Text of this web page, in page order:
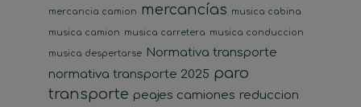
mercancia camion mercancías musica cabina
musica camion musica carretera musica conduccion
musica despertarse
Normativa transporte
normativa transporte 2025 paro
transporte peajes camiones reduccion